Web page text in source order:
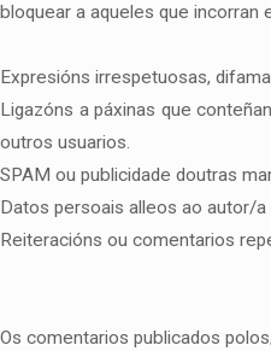
bloquear a aqueles que
Expresións irrespetuosas,
Ligazóns a páxinas que
outros usuarios.
SPAM ou publicidade doutras
Datos persoais alleos ao autor/
Reiteracións ou comentarios
Os comentarios publicados